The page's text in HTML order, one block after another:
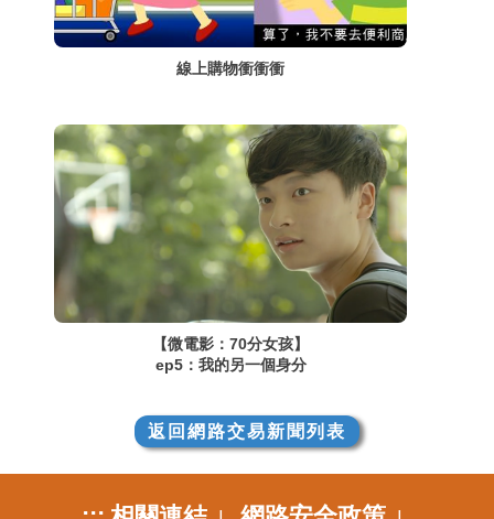
線上購物衝衝衝
【微電影：70分女孩】
ep5：我的另一個身分
返回網路交易新聞列表